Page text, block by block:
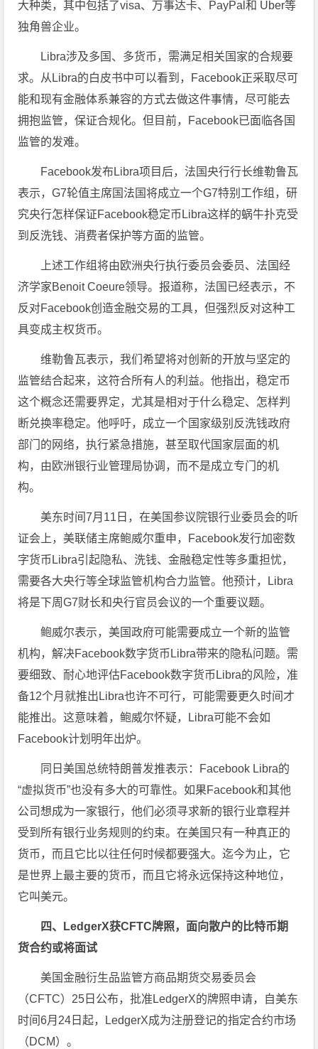
大种类，其中包括了visa、万事达卡、PayPal和 Uber等
独角兽企业。
Libra涉及多国、多货币，需满足相关国家的合规要
求。从Libra的白皮书中可以看到，Facebook正采取尽可
能和现有金融体系兼容的方式去做这件事情，尽可能去
拥抱监管，保证合规化。但目前，Facebook已面临各国
监管的发难。
Facebook发布Libra项目后，法国央行行长维勒鲁瓦
表示，G7轮值主席国法国将成立一个G7特别工作组，研
究央行怎样保证Facebook稳定币Libra这样的蜗牛扑克受
到反洗钱、消费者保护等方面的监管。
上述工作组将由欧洲央行执行委员会委员、法国经
济学家Benoit Coeure领导。报道称，法国已经表示，不
反对Facebook创造金融交易的工具，但强烈反对这种工
具变成主权货币。
维勒鲁瓦表示，我们希望将对创新的开放与坚定的
监管结合起来，这符合所有人的利益。他指出，稳定币
这个概念还需要界定，尤其是相对于什么稳定、怎样判
断兑换率稳定。他呼吁，成立一个国家级别反洗钱政府
部门的网络，执行紧急措施，甚至取代国家层面的机
构，由欧洲银行业管理局协调，而不是成立专门的机
构。
美东时间7月11日，在美国参议院银行业委员会的听
证会上，美联储主席鲍威尔重申，Facebook发行加密数
字货币Libra引起隐私、洗钱、金融稳定性等多重担忧，
需要各大央行等全球监管机构合力监管。他预计，Libra
将是下周G7财长和央行官员会议的一个重要议题。
鲍威尔表示，美国政府可能需要成立一个新的监管
机构，解决Facebook数字货币Libra带来的隐私问题。需
要细致、耐心地评估Facebook数字货币Libra的风险，准
备12个月就推出Libra也许不可行，可能需要更久时间才
能推出。这意味着，鲍威尔怀疑，Libra可能不会如
Facebook计划明年出炉。
同日美国总统特朗普发推表示：Facebook Libra的
“虚拟货币”也没有多大的可靠性。如果Facebook和其他
公司想成为一家银行，他们必须寻求新的银行业章程并
受到所有银行业务规则的约束。在美国只有一种真正的
货币，而且它比以往任何时候都要强大。迄今为止，它
是世界上最主要的货币，而且它将永远保持这种地位，
它叫美元。
四、LedgerX获CFTC牌照，面向散户的比特币期
货合约或将面试
美国金融衍生品监管方商品期货交易委员会
（CFTC）25日公布，批准LedgerX的牌照申请，自美东
时间6月24日起，LedgerX成为注册登记的指定合约市场
（DCM）。